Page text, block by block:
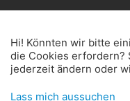
Hi! Könnten wir bitte
die Cookies erfordern?
jederzeit ändern oder
Lass mich aussuchen